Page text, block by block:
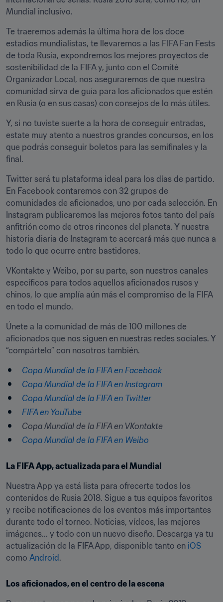
Mundial inclusivo.
Te traeremos además la última hora de los doce
estadios mundialistas, te llevaremos a las FIFA Fan Fests
de toda Rusia, expondremos los mejores proyectos de
sostenibilidad de la FIFA y, junto con el Comité
Organizador Local, nos aseguraremos de que nuestra
comunidad sirva de guía para los aficionados que estén
en Rusia (o en sus casas) con consejos de lo más útiles.
Y, si no tuviste suerte a la hora de conseguir entradas,
estate muy atento a nuestros grandes concursos, en los
que podrás conseguir boletos para las semifinales y la
final.
Twitter será tu plataforma ideal para los días de partido.
En Facebook contaremos con 32 grupos de
comunidades de aficionados, uno por cada selección. En
Instagram publicaremos las mejores fotos tanto del país
anfitrión como de otros rincones del planeta. Y nuestra
historia diaria de Instagram te acercará más que nunca a
todo lo que ocurre entre bastidores.
VKontakte y Weibo, por su parte, son nuestros canales
específicos para todos aquellos aficionados rusos y
chinos, lo que amplía aún más el compromiso de la FIFA
en todo el mundo.
Únete a la comunidad de más de 100 millones de
aficionados que nos siguen en nuestras redes sociales. Y
“compártelo” con nosotros también.
Copa Mundial de la FIFA en Facebook
Copa Mundial de la FIFA en Instagram
Copa Mundial de la FIFA en Twitter
FIFA en YouTube
Copa Mundial de la FIFA en VKontakte
Copa Mundial de la FIFA en Weibo
La FIFA App, actualizada para el Mundial
Nuestra App ya está lista para ofrecerte todos los
contenidos de Rusia 2018. Sigue a tus equipos favoritos
y recibe notificaciones de los eventos más importantes
durante todo el torneo. Noticias, vídeos, las mejores
imágenes... y todo con un nuevo diseño. Descarga ya tu
actualización de la FIFA App, disponible tanto en iOS
como Android .
Los aficionados, en el centro de la escena